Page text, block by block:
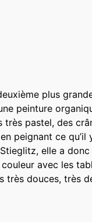
plus
peinture
pastel, des
peignant ce qu’il
elle a
avec les
douces, très